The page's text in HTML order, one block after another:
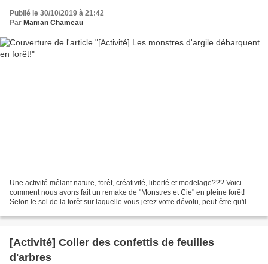
Publié le 30/10/2019 à 21:42
Par Maman Chameau
Une activité mêlant nature, forêt, créativité, liberté et modelage??? Voici
comment nous avons fait un remake de "Monstres et Cie" en pleine forêt!
Selon le sol de la forêt sur laquelle vous jetez votre dévolu, peut-être qu'il
[Activité] Coller des confettis de feuilles
d'arbres